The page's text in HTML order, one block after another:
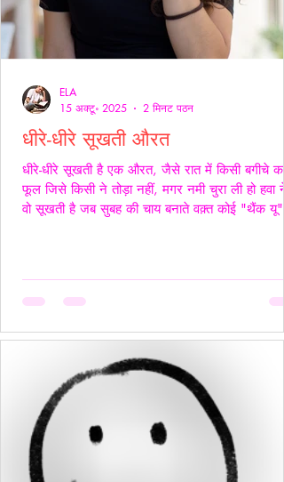
धीरे-धीरे सूखती औरत
धीरे-धीरे सूखती है एक औरत, जैसे रात में किसी बगीचे का
फूल जिसे किसी ने तोड़ा नहीं, मगर नमी चुरा ली हो हवा
वो सूखती है जब सुबह की चाय बनाते वक़्त कोई "थैंक यू"
सूखती है जब उसकी पसंदें "गृहस्थी के तवे" में जल कर
ELA
15 अक्टू॰ 2025
2 मिनट पठन